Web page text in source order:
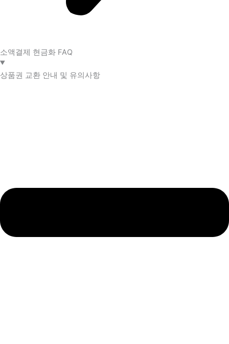
소액결제 현금화 FAQ​
상품권 교환 안내 및 유의사항